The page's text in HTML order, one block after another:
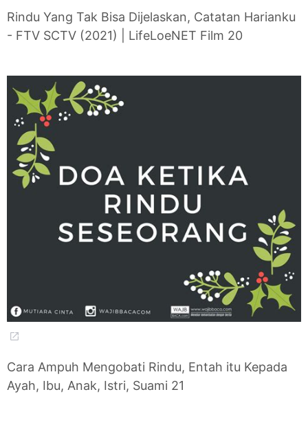
Rindu Yang Tak Bisa Dijelaskan, Catatan Harianku
- FTV SCTV (2021) | LifeLoeNET Film 20
Cara Ampuh Mengobati Rindu, Entah itu Kepada
Ayah, Ibu, Anak, Istri, Suami 21